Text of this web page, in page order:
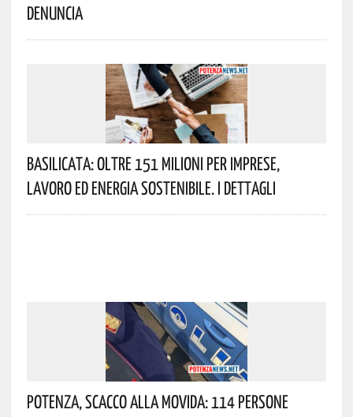
Denuncia
Basilicata: Oltre 151 Milioni Per Imprese,
Lavoro Ed Energia Sostenibile. I Dettagli
Potenza, Scacco Alla Movida: 114 Persone